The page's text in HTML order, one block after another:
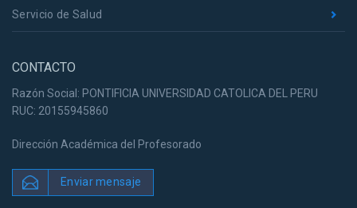
Servicio de Salud
CONTACTO
Razón Social: PONTIFICIA UNIVERSIDAD CATOLICA DEL PERU
RUC: 20155945860
Dirección Académica del Profesorado
Enviar mensaje